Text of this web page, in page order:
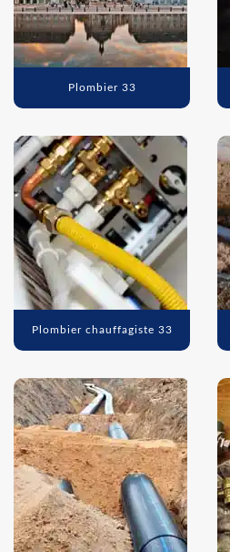
Plombier 33
Plombier chauffagiste 33